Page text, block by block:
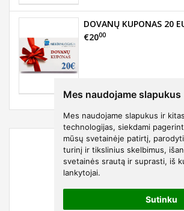
Mes naudojame slapukus
Mes naudojame slapukus ir
technologijas, siekdami
mūsų svetainėje patirtį,
turinį ir tikslinius skelbimus,
svetainės srautą ir suprasti, iš
lankytojai.
Sutinku
DOVANŲ KUPONAS 20
€2000